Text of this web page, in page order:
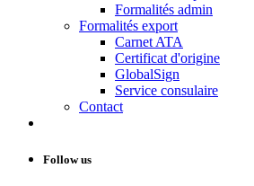
Formalités admin
Formalités export
Carnet ATA
Certificat d'origine
GlobalSign
Service consulaire
Contact
Follow us